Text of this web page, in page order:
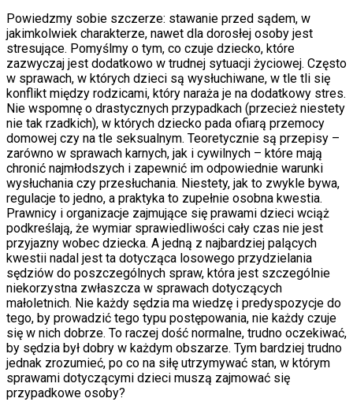
Powiedzmy sobie szczerze: stawanie przed sądem, w
jakimkolwiek charakterze, nawet dla dorosłej osoby jest
stresujące. Pomyślmy o tym, co czuje dziecko, które
zazwyczaj jest dodatkowo w trudnej sytuacji życiowej. Często
w sprawach, w których dzieci są wysłuchiwane, w tle tli się
konflikt między rodzicami, który naraża je na dodatkowy stres.
Nie wspomnę o drastycznych przypadkach (przecież niestety
nie tak rzadkich), w których dziecko pada ofiarą przemocy
domowej czy na tle seksualnym. Teoretycznie są przepisy –
zarówno w sprawach karnych, jak i cywilnych – które mają
chronić najmłodszych i zapewnić im odpowiednie warunki
wysłuchania czy przesłuchania. Niestety, jak to zwykle bywa,
regulacje to jedno, a praktyka to zupełnie osobna kwestia.
Prawnicy i organizacje zajmujące się prawami dzieci wciąż
podkreślają, że wymiar sprawiedliwości cały czas nie jest
przyjazny wobec dziecka. A jedną z najbardziej palących
kwestii nadal jest ta dotycząca losowego przydzielania
sędziów do poszczególnych spraw, która jest szczególnie
niekorzystna zwłaszcza w sprawach dotyczących
małoletnich. Nie każdy sędzia ma wiedzę i predyspozycje do
tego, by prowadzić tego typu postępowania, nie każdy czuje
się w nich dobrze. To raczej dość normalne, trudno oczekiwać,
by sędzia był dobry w każdym obszarze. Tym bardziej trudno
jednak zrozumieć, po co na siłę utrzymywać stan, w którym
sprawami dotyczącymi dzieci muszą zajmować się
przypadkowe osoby?